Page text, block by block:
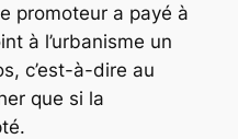
promoteur a payé à
à l’urbanisme un
c’est-à-dire au
que si la